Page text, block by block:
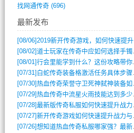
找网通传奇(696)
最新发布
[08/06]2019新开传奇游戏，如何快速提升角色等级？
[08/02]道士玩家在传奇中应如何选择手镯装备？
[08/01]行会里能学到什么？这份攻略带你全掌握
[07/31] 白蛇传奇装备格激活任务具体步骤是什么？如何完成？
[07/30]热血传奇荣誉守卫死神弑神装备如何获取与佩戴攻略？
[07/29]热血传奇中流星火雨技能达到多少级可以开始练装备？
[07/28]最新版传奇私服如何快速提升战力与获取稀有装备？
[07/27]新开传奇游戏如何快速提升战力与获取稀有装备？
[07/26]想知道热血传奇私服哪家强？最新排行榜攻略全解析